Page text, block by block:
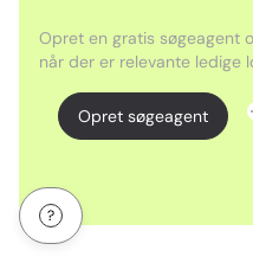
Opret en gratis søgeagent
når der er relevante ledige
Opret søgeagent